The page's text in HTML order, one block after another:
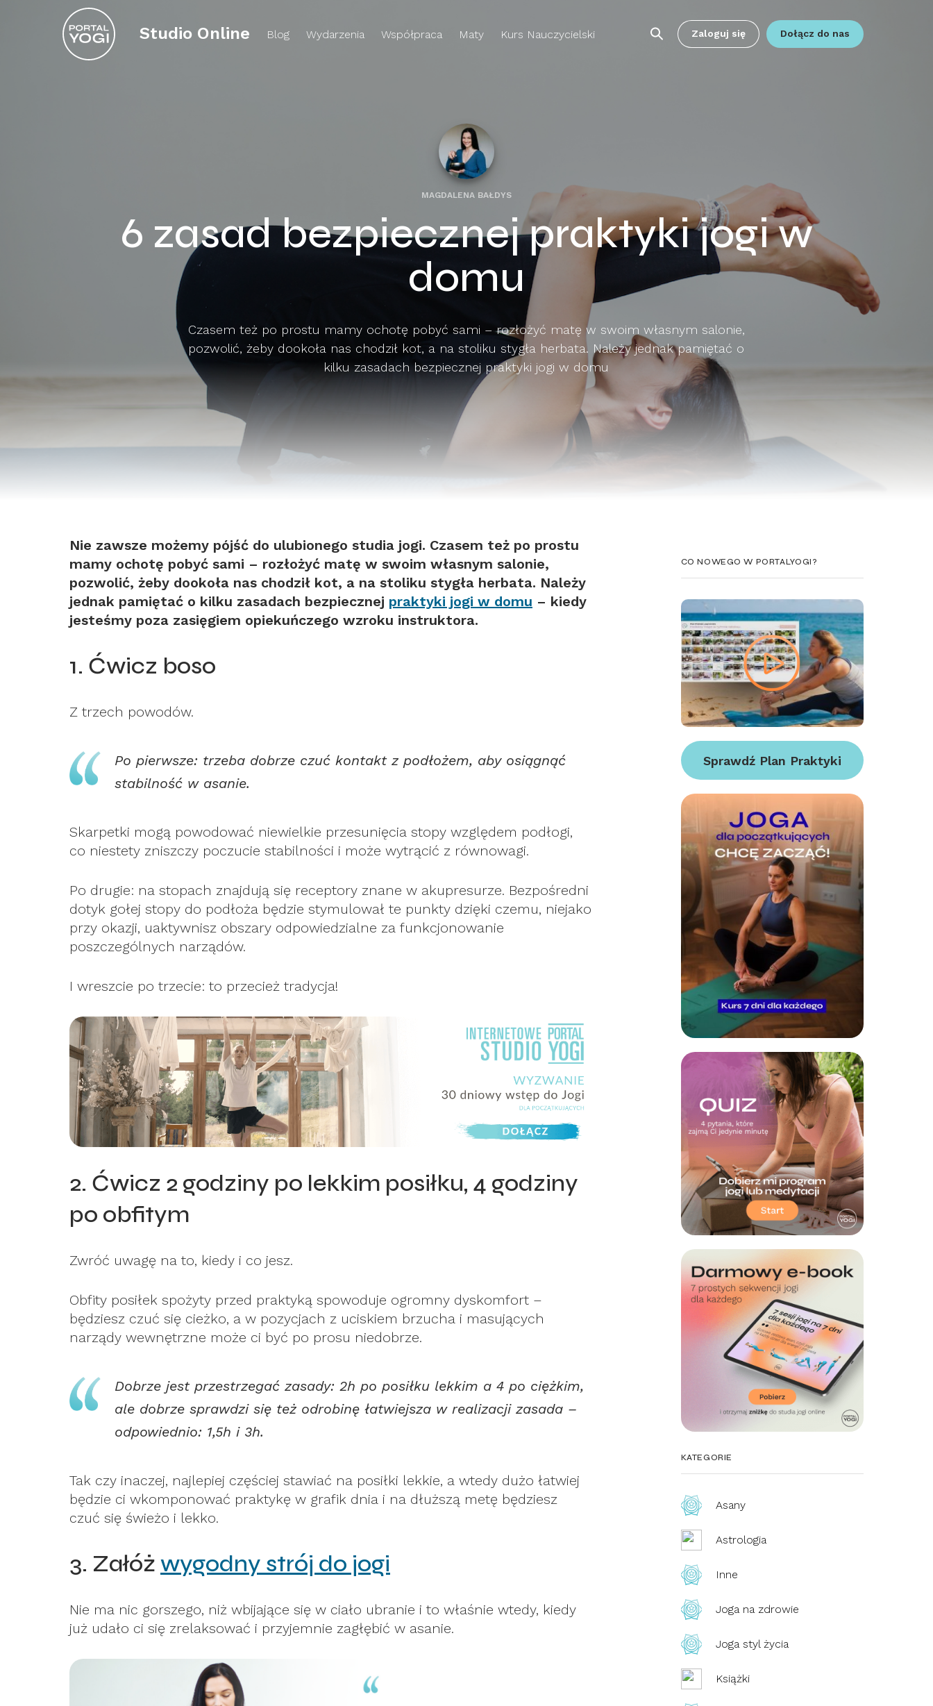
Studio Online Blog Wydarzenia Współpraca Maty Kurs Nauczycielski Zaloguj się Dołącz do nas
MAGDALENA BAŁDYS
6 zasad bezpiecznej praktyki jogi w
domu
Czasem też po prostu mamy ochotę pobyć sami – rozłożyć matę w swoim własnym salonie,
pozwolić, żeby dookoła nas chodził kot, a na stoliku stygła herbata. Należy jednak pamiętać o
kilku zasadach bezpiecznej praktyki jogi w domu
Nie zawsze możemy pójść do ulubionego studia jogi. Czasem też po prostu
mamy ochotę pobyć sami – rozłożyć matę w swoim własnym salonie,
pozwolić, żeby dookoła nas chodził kot, a na stoliku stygła herbata. Należy
jednak pamiętać o kilku zasadach bezpiecznej praktyki jogi w domu – kiedy
jesteśmy poza zasięgiem opiekuńczego wzroku instruktora.
1. Ćwicz boso
Z trzech powodów.
Po pierwsze: trzeba dobrze czuć kontakt z podłożem, aby osiągnąć
stabilność w asanie.
Skarpetki mogą powodować niewielkie przesunięcia stopy względem podłogi,
co niestety zniszczy poczucie stabilności i może wytrącić z równowagi.
Po drugie: na stopach znajdują się receptory znane w akupresurze. Bezpośredni
dotyk gołej stopy do podłoża będzie stymulował te punkty dzięki czemu, niejako
przy okazji, uaktywnisz obszary odpowiedzialne za funkcjonowanie
poszczególnych narządów.
I wreszcie po trzecie: to przecież tradycja!
2. Ćwicz 2 godziny po lekkim posiłku, 4 godziny
po obfitym
Zwróć uwagę na to, kiedy i co jesz.
Obfity posiłek spożyty przed praktyką spowoduje ogromny dyskomfort –
będziesz czuć się cieżko, a w pozycjach z uciskiem brzucha i masujących
narządy wewnętrzne może ci być po prosu niedobrze.
Dobrze jest przestrzegać zasady: 2h po posiłku lekkim a 4 po ciężkim,
ale dobrze sprawdzi się też odrobinę łatwiejsza w realizacji zasada –
odpowiednio: 1,5h i 3h.
Tak czy inaczej, najlepiej częściej stawiać na posiłki lekkie, a wtedy dużo łatwiej
będzie ci wkomponować praktykę w grafik dnia i na dłuższą metę będziesz
czuć się świeżo i lekko.
3. Załóż wygodny strój do jogi
Nie ma nic gorszego, niż wbijające się w ciało ubranie i to właśnie wtedy, kiedy
już udało ci się zrelaksować i przyjemnie zagłębić w asanie.
CO NOWEGO W PORTALYOGI?
Sprawdź Plan Praktyki
KATEGORIE
Asany
Astrologia
Inne
Joga na zdrowie
Joga styl życia
Książki